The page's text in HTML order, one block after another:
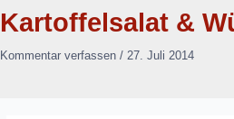
Kartoffelsalat &
Kommentar verfassen / 27. Juli 2014